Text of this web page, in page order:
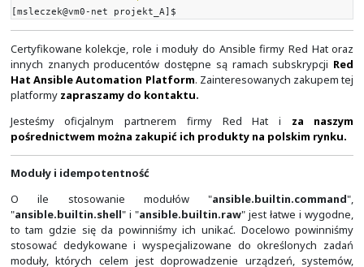
[msleczek@vm0-net projekt_A]$
networkers_pl.cisco.cisco_webex
- name: Send a webexmsg to a Cisco Webex Room
networkers_pl.cisco.cisco_webex:
personal_token: # (required) Personal
required to validate the Webex API.
recipient_id: # (required) The unique
associated with `recipient_type'.
room or individual (by ID or E-Mail).
webexmsg: # (required) The webexmsg
like to send.
webexmsg_type: # Specifies how you would
webexmsg formatted.